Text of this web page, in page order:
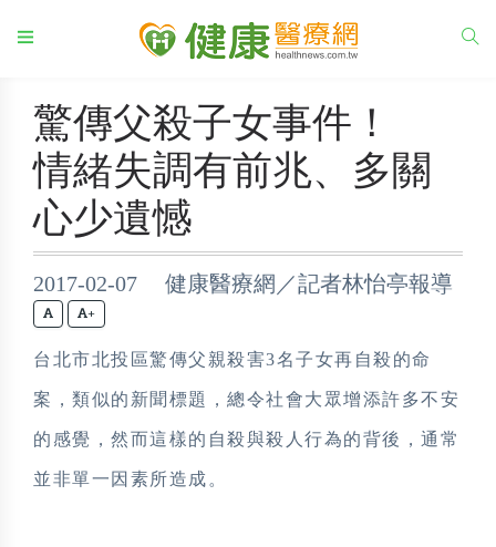
驚傳父殺子女事件！
情緒失調有前兆、多關
心少遺憾
2017-02-07 健康醫療網／記者林怡亭報導
+
台北市北投區驚傳父親殺害3名子女再自殺的命
案，類似的新聞標題，總令社會大眾增添許多不安
的感覺，然而這樣的自殺與殺人行為的背後，通常
並非單一因素所造成。